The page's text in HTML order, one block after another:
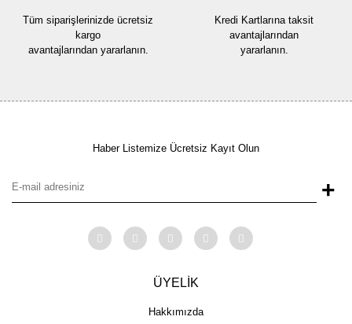
Tüm siparişlerinizde ücretsiz
kargo
avantajlarından yararlanın.
Kredi Kartlarına taksit
avantajlarından
yararlanın.
Haber Listemize Ücretsiz Kayıt Olun
+
ÜYELİK
Hakkımızda